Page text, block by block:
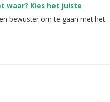
waar? Kies het juiste
bewuster om te gaan met het